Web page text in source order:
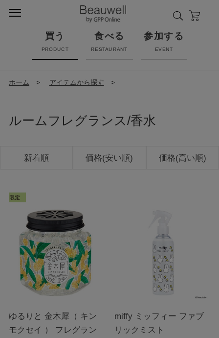
買う
PRODUCT
食べる
RESTAURANT
参加する
EVENT
ホーム > アイテムから探す >
ルームフレグランス/香水
新着順 価格(安い順) 価格(高い順)
ゆるりと 金木犀（ キン
モクセイ ） フレグラン
miffy ミッフィー ファブ
リックミスト